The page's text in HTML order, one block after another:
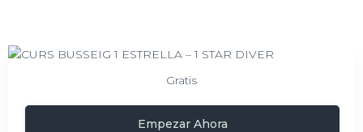
Gratis
Empezar Ahora